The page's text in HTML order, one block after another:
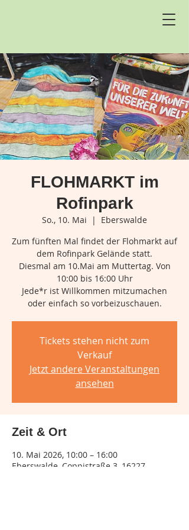
FLOHMARKT im
Rofinpark
So., 10. Mai
  |
Eberswalde
Zum fünften Mal findet der Flohmarkt auf
dem Rofinpark Gelände statt.
Diesmal am 10.Mai am Muttertag. Von
10:00 bis 16:00 Uhr
Jede*r ist Willkommen mitzumachen
oder einfach so vorbeizuschauen.
Tickets stehen nicht zum
Verkauf
Jetzt andere Veranstaltungen
ansehen
Zeit & Ort
10. Mai 2026, 10:00 – 16:00
Eberswalde, Coppistraße 3, 16227